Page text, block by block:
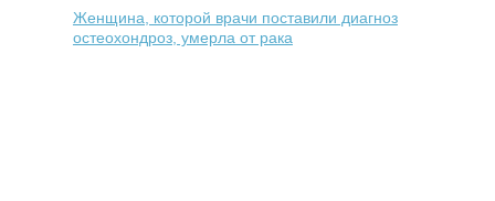
Женщина, которой врачи поставили диагноз
остеохондроз, умерла от рака